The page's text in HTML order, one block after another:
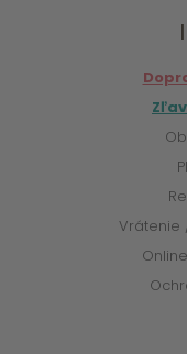
Vrátenie